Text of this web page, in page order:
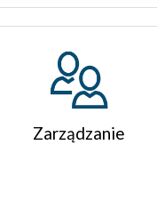
Zarządzanie